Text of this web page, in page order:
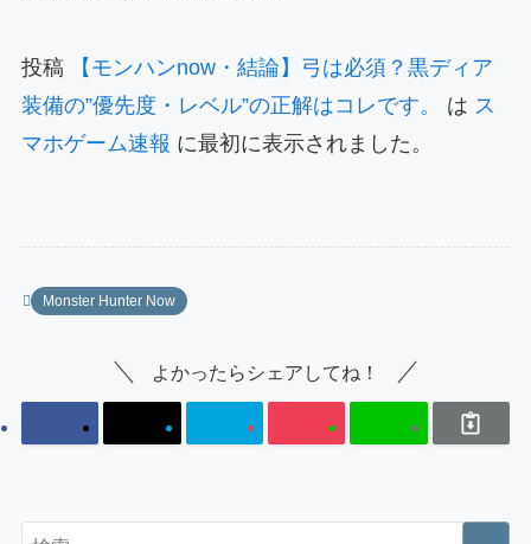
投稿
【モンハンnow・結論】弓は必須？黒ディア
装備の”優先度・レベル”の正解はコレです。
は ス
マホゲーム速報 に最初に表示されました。
Monster Hunter Now
よかったらシェアしてね！